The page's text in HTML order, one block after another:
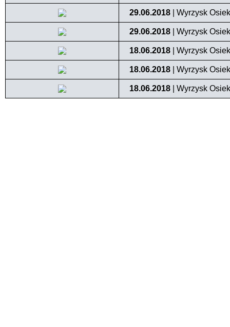
29.06.2018 | Wyrzysk
29.06.2018 | Wyrzysk
18.06.2018 | Wyrzysk
18.06.2018 | Wyrzysk
18.06.2018 | Wyrzysk